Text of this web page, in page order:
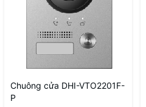
Chuông cửa DHI-VTO2201F-
P